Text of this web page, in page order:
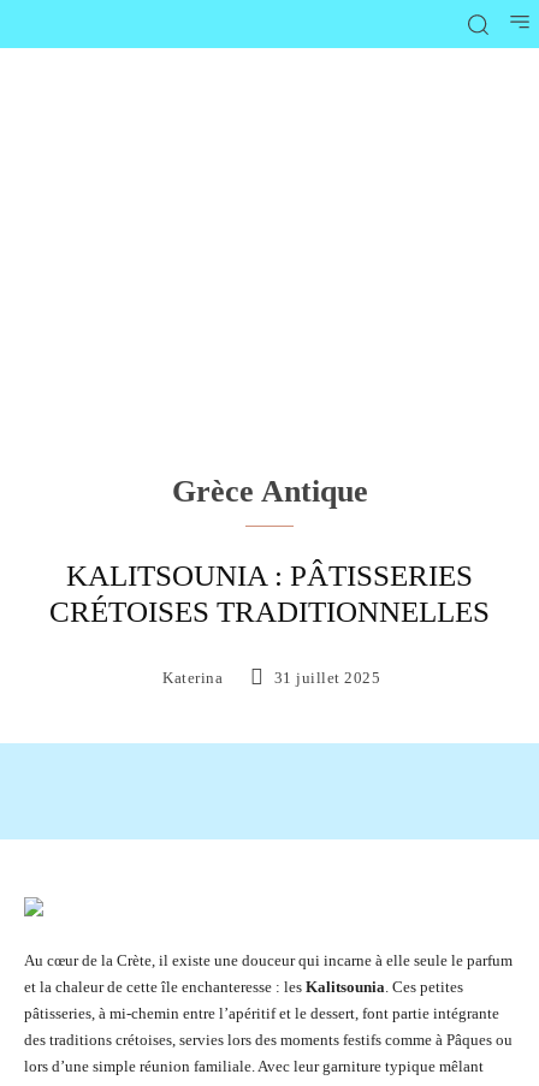
Grèce Antique
KALITSOUNIA : PÂTISSERIES
CRÉTOISES TRADITIONNELLES
Katerina 31 juillet 2025
Au cœur de la Crète, il existe une douceur qui incarne à elle seule le parfum
et la chaleur de cette île enchanteresse : les Kalitsounia. Ces petites
pâtisseries, à mi-chemin entre l’apéritif et le dessert, font partie intégrante
des traditions crétoises, servies lors des moments festifs comme à Pâques ou
lors d’une simple réunion familiale. Avec leur garniture typique mêlant